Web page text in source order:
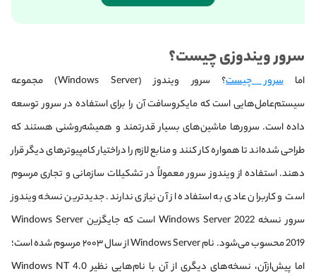
سرور ویندوزی چیست؟
اماسرور چیست
؟ سرور ویندوز (Windows Server) مجموعه
سیستم‌عامل‌هایی است که مایکروسافت آن را برای استفاده در سرور توسعه
داده است. سرورها ماشین‌های بسیار قدرتمند و همیشه‌روشنی هستند که
طراحی شده‌اند تا همواره کار کنند و منابع لازم را در‌اختیار کامپیوترهای دیگر قرار
دهند. استفاده از ویندوز سرور معمولاً در تشکیلات سازمانی و تجاری مرسوم
است و کاربران عادی به استفاده از آن نیازی ندارند. جدیدترین نسخه ویندوز
سرور نسخه Windows Server 2022 است که جایگزین Windows Server
2019 محسوب می‌شود. نام Windows Server از سال ۲۰۰۳ مرسوم شده است؛
اما پیش‌ازآن، نسخه‌های دیگری از آن با نام‌هایی نظیر Windows NT 4.0